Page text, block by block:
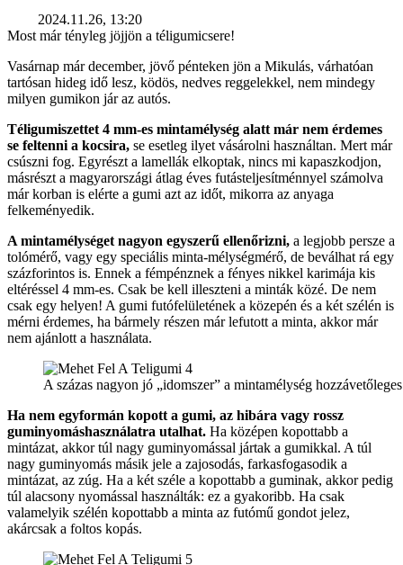
2024.11.26, 13:20
Most már tényleg jöjjön a téligumicsere!
Vasárnap már december, jövő pénteken jön a Mikulás, várhatóan
tartósan hideg idő lesz, ködös, nedves reggelekkel, nem mindegy
milyen gumikon jár az autós.
Téligumiszettet 4 mm-es mintamélység alatt már nem érdemes
se feltenni a kocsira, se esetleg ilyet vásárolni használtan. Mert már
csúszni fog. Egyrészt a lamellák elkoptak, nincs mi kapaszkodjon,
másrészt a magyarországi átlag éves futásteljesítménnyel számolva
már korban is elérte a gumi azt az időt, mikorra az anyaga
felkeményedik.
A mintamélységet nagyon egyszerű ellenőrizni, a legjobb persze a
tolómérő, vagy egy speciális minta-mélységmérő, de beválhat rá egy
százforintos is. Ennek a fémpénznek a fényes nikkel karimája kis
eltéréssel 4 mm-es. Csak be kell illeszteni a minták közé. De nem
csak egy helyen! A gumi futófelületének a közepén és a két szélén is
mérni érdemes, ha bármely részen már lefutott a minta, akkor már
nem ajánlott a használata.
A százas nagyon jó „idomszer” a mintamélység
Ha nem egyformán kopott a gumi, az hibára vagy rossz
guminyomáshasználatra utalhat. Ha középen kopottabb a
mintázat, akkor túl nagy guminyomással jártak a gumikkal. A túl
nagy guminyomás másik jele a zajosodás, farkasfogasodik a
mintázat, az zúg. Ha a két széle a kopottabb a guminak, akkor pedig
túl alacsony nyomással használták: ez a gyakoribb. Ha csak
valamelyik szélén kopottabb a minta az futómű gondot jelez,
akárcsak a foltos kopás.